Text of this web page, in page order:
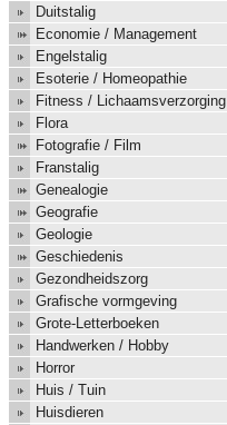
Duitstalig
Economie / Management
Engelstalig
Esoterie / Homeopathie
Fitness / Lichaamsverzorging
Flora
Fotografie / Film
Franstalig
Genealogie
Geografie
Geologie
Geschiedenis
Gezondheidszorg
Grafische vormgeving
Grote-Letterboeken
Handwerken / Hobby
Horror
Huis / Tuin
Huisdieren